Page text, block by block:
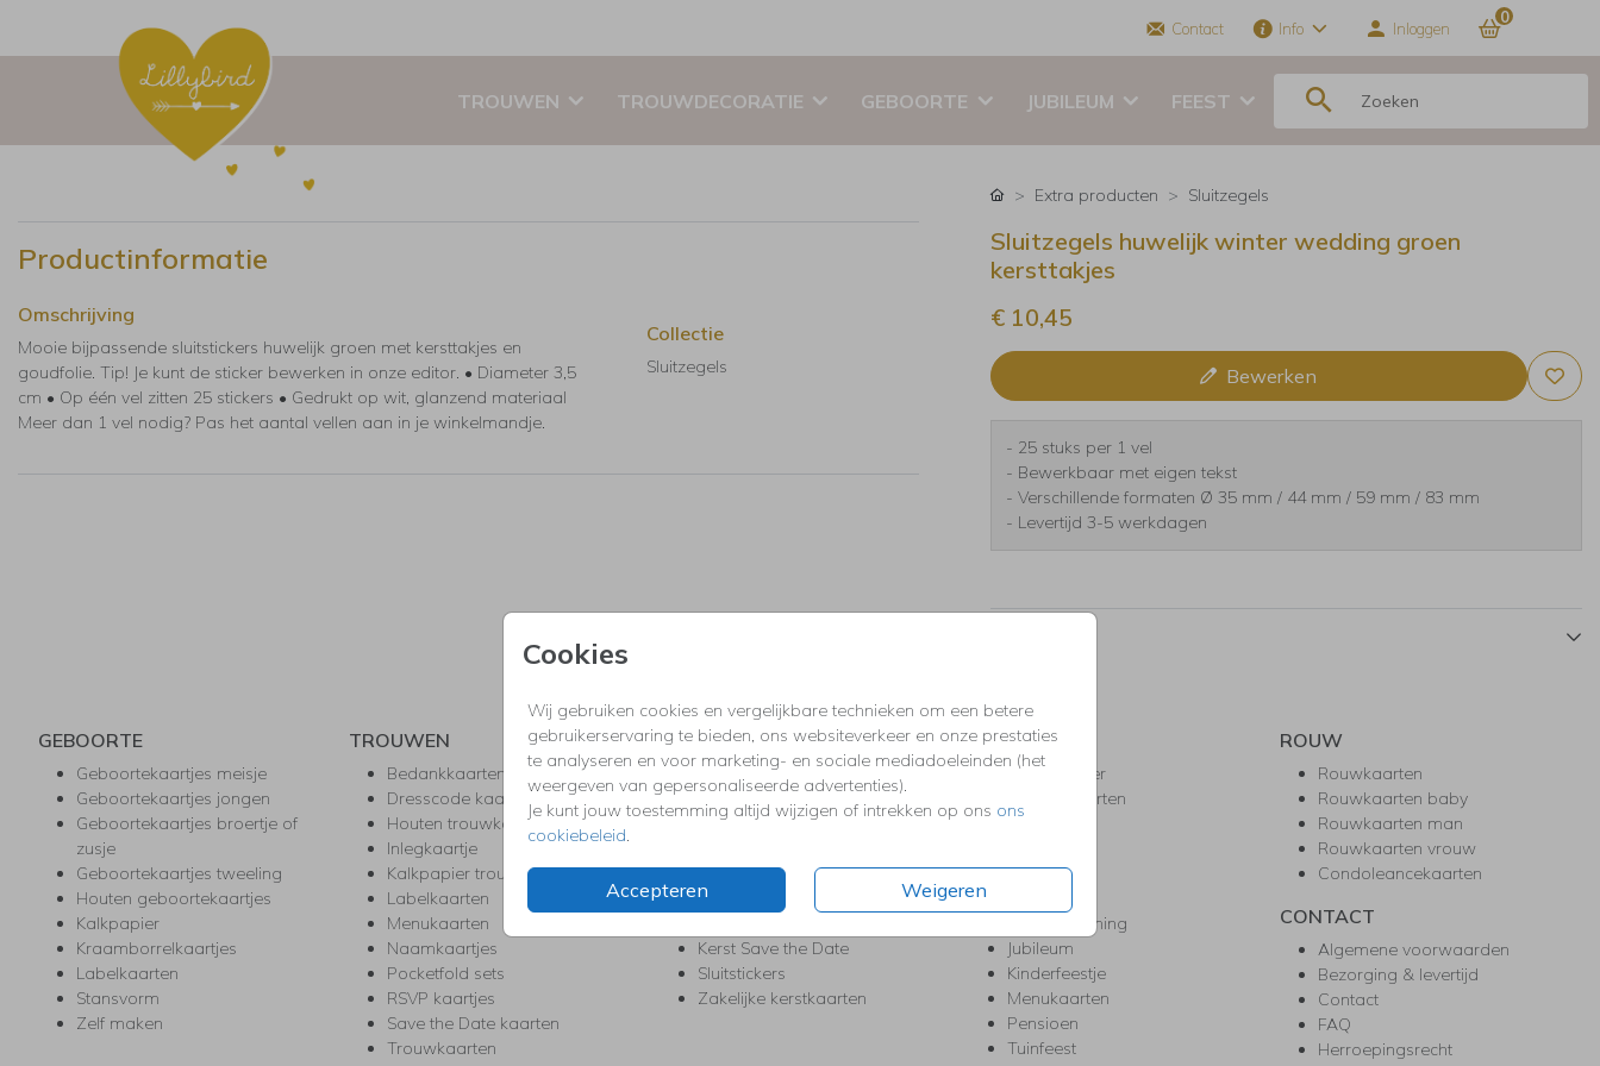
Contact Info Inloggen
0
TROUWEN TROUWDECORATIE GEBOORTE JUBILEUM FEEST
Cookies
Wij gebruiken cookies en vergelijkbare technieken om een betere
gebruikerservaring te bieden, ons websiteverkeer en onze prestaties
te analyseren en voor marketing- en sociale mediadoeleinden (het
weergeven van gepersonaliseerde advertenties).
Je kunt jouw toestemming altijd wijzigen of intrekken op ons ons
cookiebeleid
Accepteren Weigeren
Productinformatie
Omschrijving
Mooie bijpassende sluitstickers huwelijk groen met kersttakjes en
goudfolie. Tip! Je kunt de sticker bewerken in onze editor. • Diameter 3,5
cm • Op één vel zitten 25 stickers • Gedrukt op wit, glanzend materiaal
Meer dan 1 vel nodig? Pas het aantal vellen aan in je winkelmandje.
Collectie
Sluitzegels
Extra producten Sluitzegels
Sluitzegels huwelijk winter wedding groen
kersttakjes
€ 10,45
Bewerken
- 25 stuks per 1 vel
- Bewerkbaar met eigen tekst
- Verschillende formaten Ø 35 mm / 44 mm / 59 mm / 83 mm
- Levertijd 3-5 werkdagen
GEBOORTE
Geboortekaartjes meisje
Geboortekaartjes jongen
Geboortekaartjes broertje of
zusje
Geboortekaartjes tweeling
Houten geboortekaartjes
Kalkpapier
Kraamborrelkaartjes
Labelkaarten
Stansvorm
Zelf maken
TROUWEN
Bedankkaarten
Dresscode kaartjes
Houten trouwkaarten
Inlegkaartje
Kalkpapier trouwkaarten
Labelkaarten
Menukaarten
Naamkaartjes
Pocketfold sets
RSVP kaartjes
Save the Date kaarten
Trouwkaarten
KERST
Kerstkaarten
Kerstborrel uitnodigingen
Kerstdiner uitnodigingen
Kerst trouwkaarten
Kerst-verhuiskaarten
Kerst Save the Date
Sluitstickers
Zakelijke kerstkaarten
FEEST
Babyshower
Bedankkaarten
Communie
Geslaagd
Housewarming
Jubileum
Kinderfeestje
Menukaarten
Pensioen
Tuinfeest
ROUW
Rouwkaarten
Rouwkaarten baby
Rouwkaarten man
Rouwkaarten vrouw
Condoleancekaarten
CONTACT
Algemene voorwaarden
Bezorging & levertijd
Contact
FAQ
Herroepingsrecht